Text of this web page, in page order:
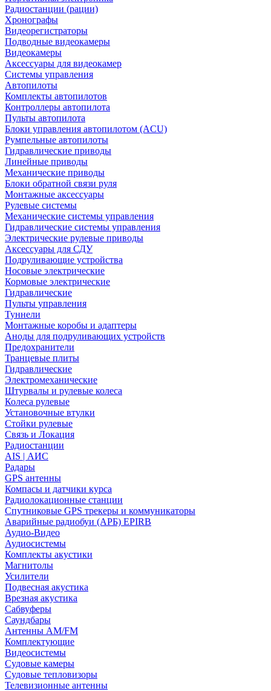
Радиостанции (рации)
Хронографы
Видеорегистраторы
Подводные видеокамеры
Видеокамеры
Аксессуары для видеокамер
Системы управления
Автопилоты
Комплекты автопилотов
Контроллеры автопилота
Пульты автопилота
Блоки управления автопилотом (ACU)
Румпельные автопилоты
Гидравлические приводы
Линейные приводы
Механические приводы
Блоки обратной связи руля
Монтажные аксессуары
Рулевые системы
Механические системы управления
Гидравлические системы управления
Электрические рулевые приводы
Аксессуары для СДУ
Подруливающие устройства
Носовые электрические
Кормовые электрические
Гидравлические
Пульты управления
Туннели
Монтажные коробы и адаптеры
Аноды для подруливающих устройств
Предохранители
Транцевые плиты
Гидравлические
Электромеханические
Штурвалы и рулевые колеса
Колеса рулевые
Установочные втулки
Стойки рулевые
Связь и Локация
Радиостанции
AIS | АИС
Радары
GPS антенны
Компасы и датчики курса
Радиолокационные станции
Спутниковые GPS трекеры и коммуникаторы
Аварийные радиобуи (АРБ) EPIRB
Аудио-Видео
Аудиосистемы
Комплекты акустики
Магнитолы
Усилители
Подвесная акустика
Врезная акустика
Сабвуферы
Саундбары
Антенны AM/FM
Комплектующие
Видеосистемы
Судовые камеры
Cудовые тепловизоры
Телевизионные антенны